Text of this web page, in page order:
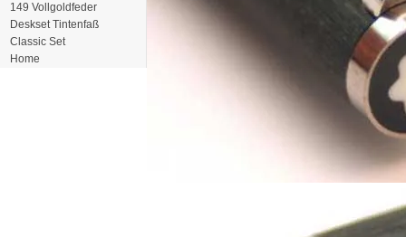
149 Vollgoldfeder
Deskset Tintenfaß
Classic Set
Home